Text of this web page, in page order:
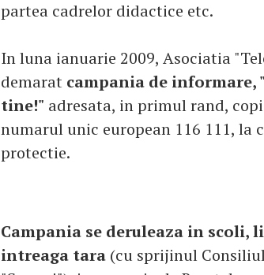
partea cadrelor didactice etc.
In luna ianuarie 2009, Asociatia
demarat campania de informare,
tine!" adresata, in primul rand,
numarul unic european 116 111, la
protectie.
Campania se deruleaza in scoli,
intreaga tara (cu sprijinul